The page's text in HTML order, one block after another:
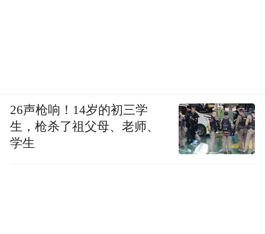
26声枪响！14岁的初三学
生，枪杀了祖父母、老师、
学生